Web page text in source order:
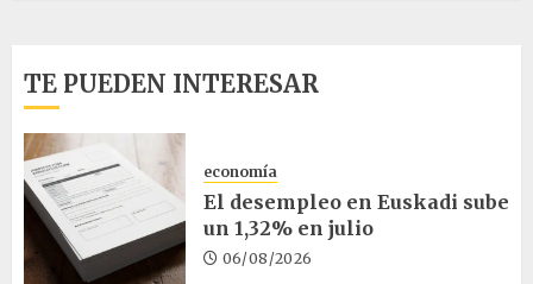
TE PUEDEN INTERESAR
economía
El desempleo en Euskadi sube
un 1,32% en julio
06/08/2026